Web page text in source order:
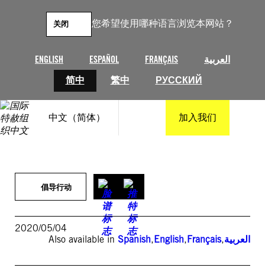
您希望使用哪种语言浏览本网站？
ENGLISH ESPAÑOL FRANÇAIS
العربية
简中
繁中 РУССКИЙ
关闭
中文（简体） 加入我们
倡导行动
2020/05/04
Also available in Spanish,English,Français,العربية